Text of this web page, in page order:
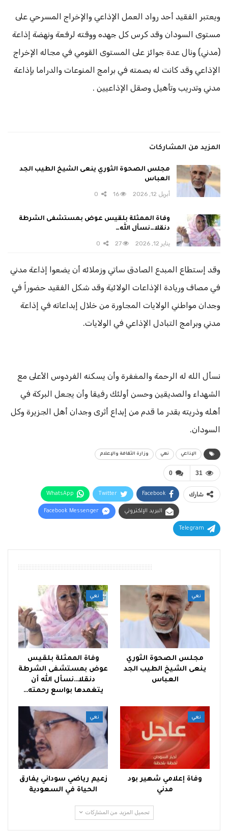
ويعتبر الفقيد أحد رواد العمل الإذاعي والإخراج المسرحي على
مستوى السودان وقد كرس كل جهده ووقته لرفعة ونهضة إذاعة
(مدني) ونال عدة جوائز على المستوى القومي في مجاله الإخراج
الإذاعي وقد كانت له بصمته في برامج المنوعات والدراما بإذاعة
مدني وتدريب وتأهيل وصقل الإذاعيين .
المزيد من المشاركات
مجلس الصحوة الثوري ينعى الشيخ الطيب الجد
العباس
أبريل 12, 2026 16
وفاة الممثلة بلقيس عوض بمستشفى الشرطة
دنقلا…نسأل الله…
يناير 12, 2026 27
وقد إستطاع المبدع الصادق ساتي وزملائه أن يضعوا إذاعة مدني
في مصاف وريادة الإذاعات الولائية وقد شكل الفقيد حضوراً في
وجدان مواطني الولايات المجاورة من خلال إبداعاته في إذاعة
مدني وبرامج التبادل الإذاعي في الولايات.
نسأل الله له الرحمة والمغفرة وأن يسكنه الفردوس الأعلى مع
الشهداء والصديقين وحسن أولئك رفيقا وأن يجعل البركة في
أهله وذريته بقدر ما قدم من إبداع أثرى وجدان أهل الجزيرة وكل
السودان.
الإذاعي نعي وزارة الثقافة والإعلام
0 31
شارك Facebook
Twitter
WhatsApp
البريد الإلكتروني Facebook Messenger
Telegram
نعي
مجلس الصحوة الثوري
ينعى الشيخ الطيب الجد
العباس
نعي
وفاة الممثلة بلقيس
عوض بمستشفى الشرطة
دنقلا…نسأل الله أن
يتغمدها بواسع رحمته…
نعي
وفاة إعلامي شهير بود
مدني
نعي
زعيم رياضي سوداني يفارق
الحياة في السعودية
تحميل المزيد من المشاركات